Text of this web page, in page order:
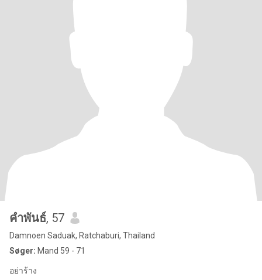
คําพันธ์, 57
Damnoen Saduak, Ratchaburi, Thailand
Søger: Mand 59 - 71
อย่าร้าง